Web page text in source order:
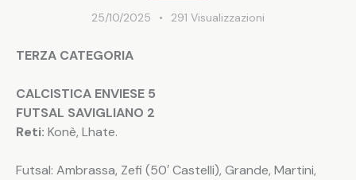
25/10/2025 291 Visualizzazioni
TERZA CATEGORIA
CALCISTICA ENVIESE 5
FUTSAL SAVIGLIANO 2
Reti: Konè, Lhate.
Futsal: Ambrassa, Zefi (50′ Castelli), Grande, Martini,